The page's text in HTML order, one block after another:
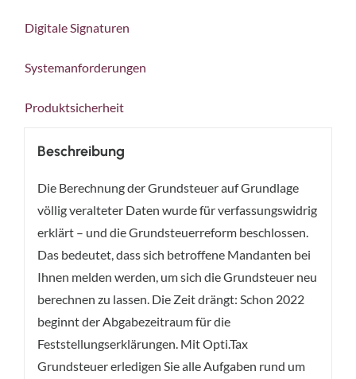
Digitale Signaturen
Systemanforderungen
Produktsicherheit
Beschreibung
Die Berechnung der Grundsteuer auf Grundlage
völlig veralteter Daten wurde für verfassungswidrig
erklärt – und die Grundsteuerreform beschlossen.
Das bedeutet, dass sich betroffene Mandanten bei
Ihnen melden werden, um sich die Grundsteuer neu
berechnen zu lassen. Die Zeit drängt: Schon 2022
beginnt der Abgabezeitraum für die
Feststellungserklärungen. Mit Opti.Tax
Grundsteuer erledigen Sie alle Aufgaben rund um